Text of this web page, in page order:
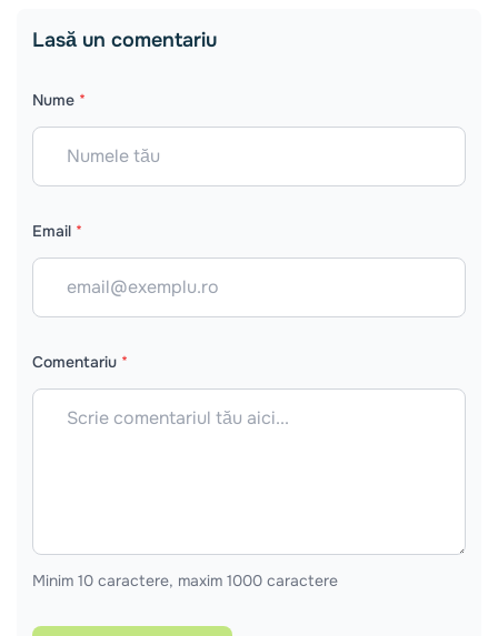
Lasă un comentariu
Nume *
Email *
Comentariu *
Minim 10 caractere, maxim 1000 caractere